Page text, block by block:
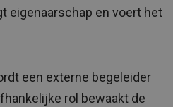
eigenaarschap en voert het
een externe begeleider
rol bewaakt de